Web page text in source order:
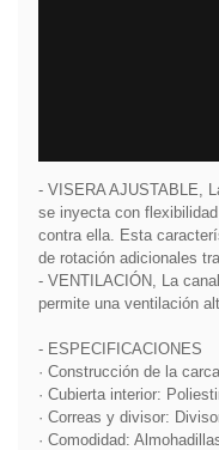
- VISERA AJUSTABLE,
se inyecta con
contra ella. Esta
de rotación adicionales
- VENTILACIÓN, La
permite una ventilación
- ESPECIFICACIONES
· Construcción de la
· Cubierta interior:
· Correas y divisor:
· Comodidad: